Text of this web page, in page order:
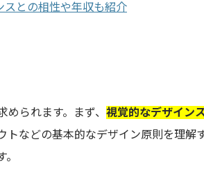
スとの相性や年収も紹介
られます。まず、 視覚的なデザイン
トなどの基本的なデザイン原則を理解